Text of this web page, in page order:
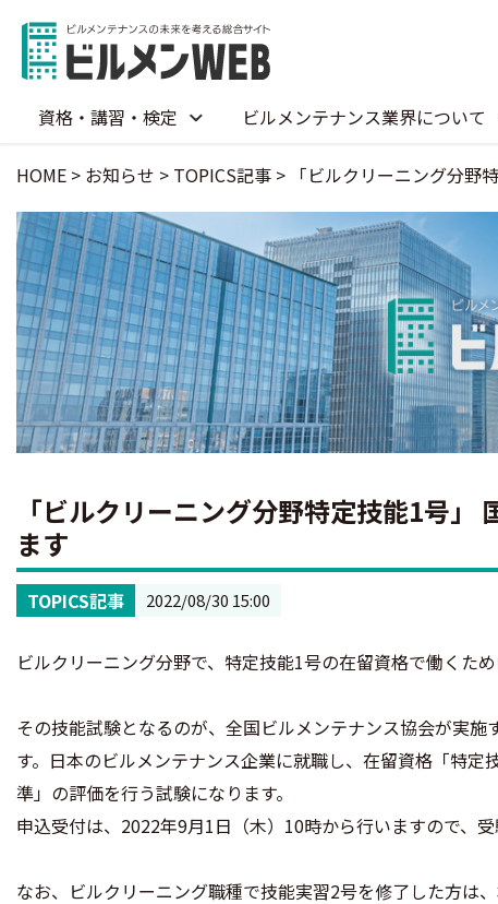
資格・講習・検定 ビルメンテナンス業界について
HOME > お知らせ > TOPICS記事 > 「ビルクリーニング分野
「ビルクリーニング分野特定技能1号
ます
TOPICS記事 2022/08/30 15:00
ビルクリーニング分野で、特定技能1号の在留資格で働くた
その技能試験となるのが、全国ビルメンテナンス協会が実
す。日本のビルメンテナンス企業に就職し、在留資格「特
準」の評価を行う試験になります。
申込受付は、2022年9月1日（木）10時から行いますので、
なお、ビルクリーニング職種で技能実習2号を修了した方は